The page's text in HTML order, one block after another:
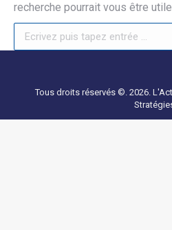
recherche pourrait vous être utile
Recherche
Tous droits réservés ©. 2026.